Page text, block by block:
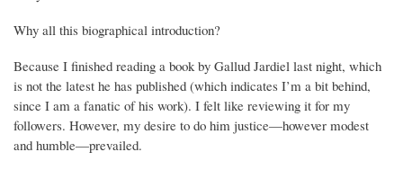
Why all this biographical introduction?
Because I finished reading a book by Gallud Jardiel last night, which
is not the latest he has published (which indicates I’m a bit behind,
since I am a fanatic of his work). I felt like reviewing it for my
followers. However, my desire to do him justice—however modest
and humble—prevailed.